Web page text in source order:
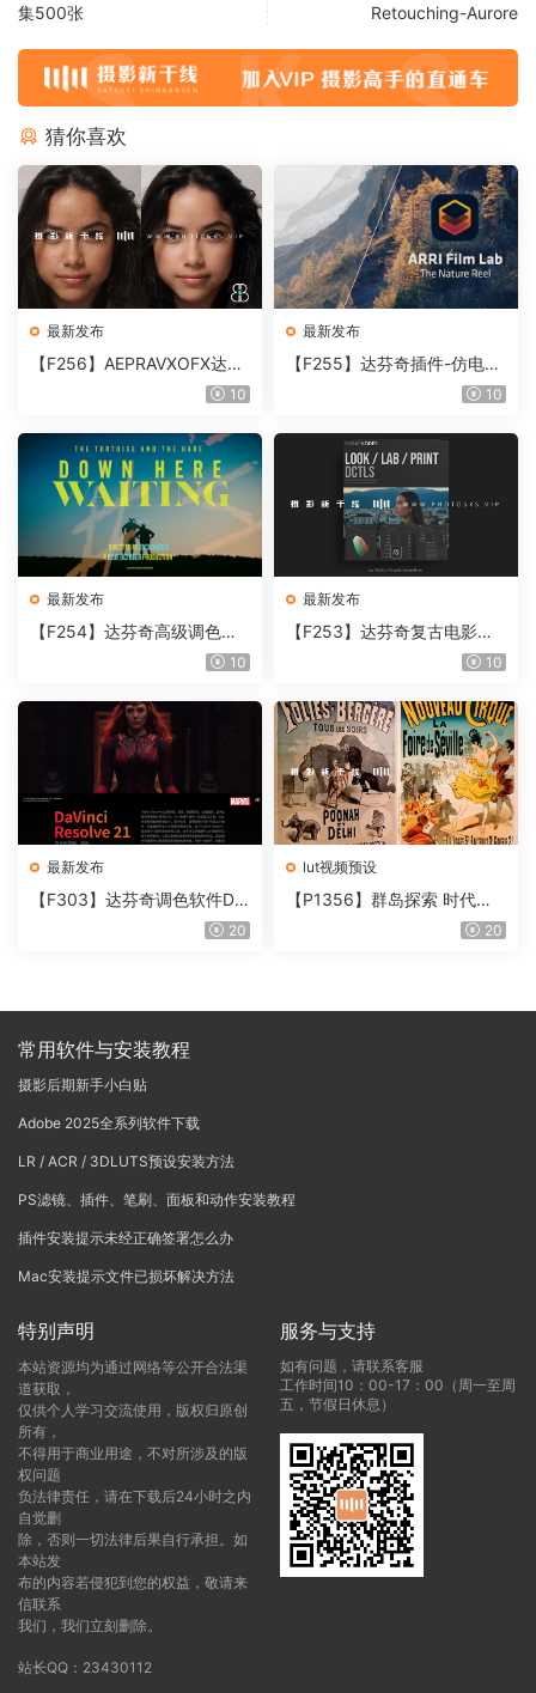
集500张
Retouching-Aurore
猜你喜欢
最新发布
【F256】AEPRAVXOFX达芬
奇视频人像磨皮润肤美颜插件
10
最新发布
【F255】达芬奇插件-仿电影
胶片视频调色插件 ARRI Film
10
最新发布
【F254】达芬奇高级调色插
件 Contour V2.2.2 WinMac10
最新发布
【F253】达芬奇复古电影胶
片质感DCTL节点调色预设 M
T V4.0
10
最新发布
【F303】达芬奇调色软件Da
Vinci Resolve Studio21.0.320
lut视频预设
【P1356】群岛探索 时代马
戏团 – QUEST 60 调色预设A
20
常用软件与安装教程
摄影后期新手小白贴
Adobe 2025全系列软件下载
LR / ACR / 3DLUTS预设安装方法
PS滤镜、插件、笔刷、面板和动作安装教程
插件安装提示未经正确签署怎么办
Mac安装提示文件已损坏解决方法
特别声明
本站资源均为通过网络等公开合法渠
道获取，
仅供个人学习交流使用，版权归原创
所有，
不得用于商业用途，不对所涉及的版
权问题
负法律责任，请在下载后24小时之内
自觉删
除，否则一切法律后果自行承担。如
本站发
布的内容若侵犯到您的权益，敬请来
信联系
我们，我们立刻删除。
站长QQ：23430112
服务与支持
如有问题，请联系客服
工作时间10：00-17：00（周一至周
五，节假日休息）